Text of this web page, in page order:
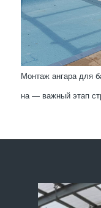
Монтаж ангара для
на — важный этап